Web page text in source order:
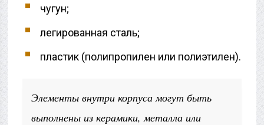
чугун;
легированная сталь;
пластик (полипропилен или полиэтилен).
Элементы внутри корпуса могут быть
выполнены из керамики, металла или